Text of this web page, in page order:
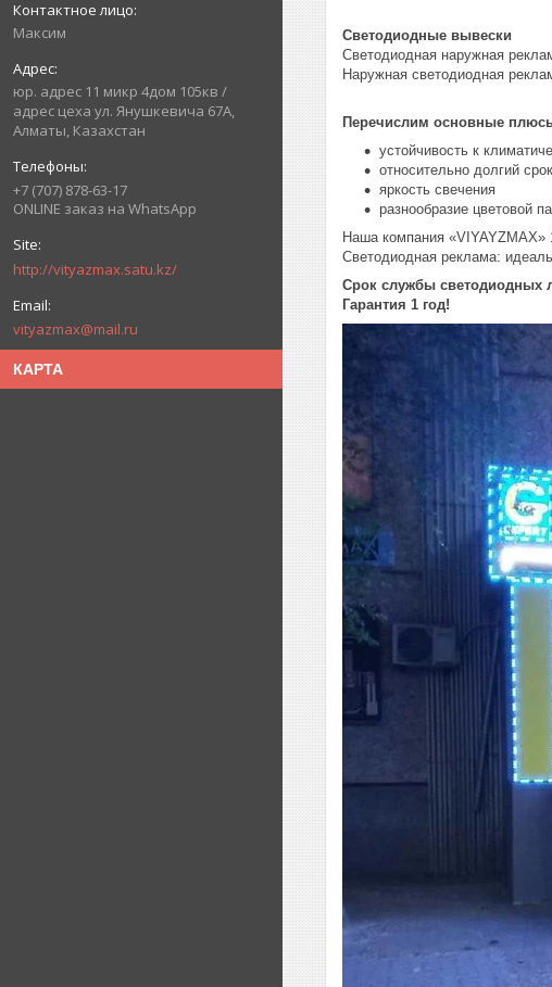
Максим
юр. адрес 11 микр 4дом 105кв /
адрес цеха ул. Янушкевича 67А,
Алматы, Казахстан
+7 (707) 878-63-17
ONLINE заказ на WhatsApp
http://vityazmax.satu.kz/
vityazmax@mail.ru
КАРТА
Светодиодные вывески
Светодиодная наружная
Наружная светодиодная
Перечислим основные
устойчивость к
относительно долгий
яркость свечения
разнообразие цветовой
Наша компания
Светодиодная реклама:
Срок службы светодиодных
Гарантия 1 год!